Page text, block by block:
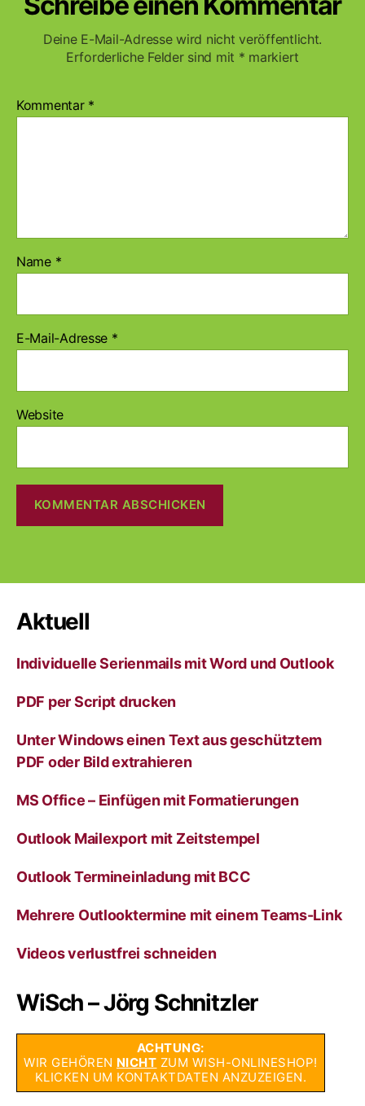
Deine E-Mail-Adresse wird nicht veröffentlicht.
Erforderliche Felder sind mit * markiert
Kommentar *
Name *
E-Mail-Adresse *
Website
t
r
n
v
Aktuell
Individuelle Serienmails mit Word und Outlook
PDF per Script drucken
Unter Windows einen Text aus geschütztem
PDF oder Bild extrahieren
MS Office – Einfügen mit Formatierungen
Outlook Mailexport mit Zeitstempel
Outlook Termineinladung mit BCC
Mehrere Outlooktermine mit einem Teams-Link
Videos verlustfrei schneiden
WiSch – Jörg Schnitzler
ACHTUNG:
WIR GEHÖREN NICHT ZUM WISH-ONLINESHOP!
KLICKEN UM KONTAKTDATEN ANZUZEIGEN.